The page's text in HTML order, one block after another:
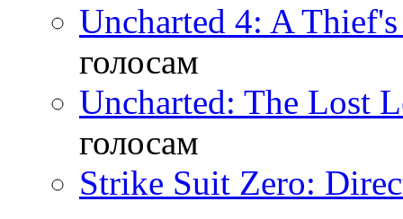
Uncharted 4: A
голосам
Uncharted: The Lost
голосам
Strike Suit Zero: